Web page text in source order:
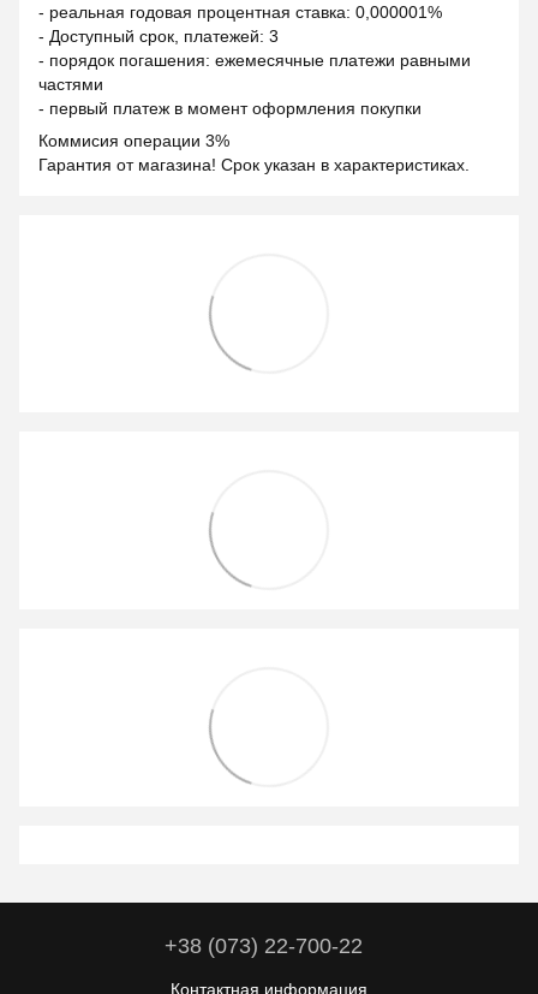
- реальная годовая процентная ставка: 0,000001%
- Доступный срок, платежей: 3
- порядок погашения: ежемесячные платежи равными
частями
- первый платеж в момент оформления покупки
Коммисия операции 3%
Гарантия от магазина! Срок указан в характеристиках.
+38 (073) 22-700-22
Контактная информация